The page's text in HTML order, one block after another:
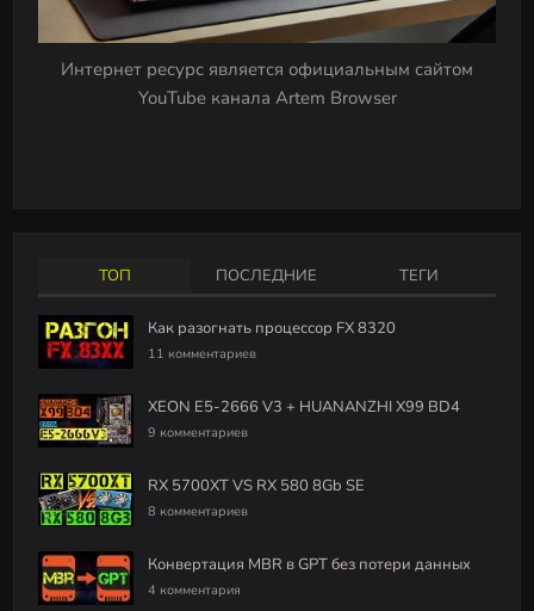
Интернет ресурс является официальным сайтом
YouTube канала Artem Browser
ТОП ПОСЛЕДНИЕ ТЕГИ
Как разогнать процессор FX 8320
11 комментариев
XEON E5-2666 V3 + HUANANZHI X99 BD4
9 комментариев
RX 5700XT VS RX 580 8Gb SE
8 комментариев
Конвертация MBR в GPT без потери данных
4 комментария